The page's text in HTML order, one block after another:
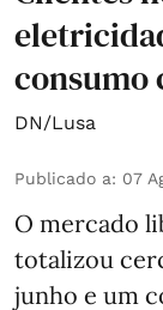
consumo
DN/Lusa
Publicado a: 07
O mercado
totalizou
junho e um